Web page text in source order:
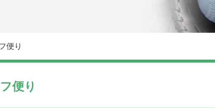
便り
便り